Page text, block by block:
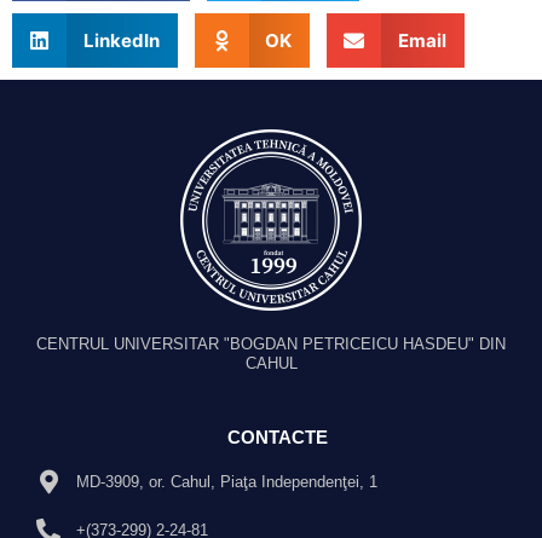
LinkedIn OK Email
CENTRUL UNIVERSITAR "BOGDAN PETRICEICU HASDEU" DIN
CAHUL
CONTACTE
MD-3909, or. Cahul, Piaţa Independenţei, 1
+(373-299) 2-24-81